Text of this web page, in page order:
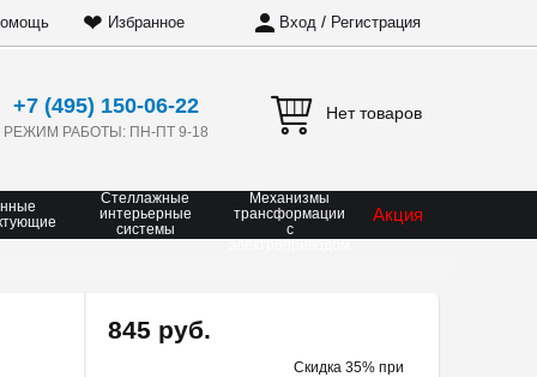
❤ Избранное Вход / Регистрация
+7 (495) 150-06-22
РЕЖИМ РАБОТЫ: ПН-ПТ 9-18
Нет товаров
Стеллажные
интерьерные
системы
Механизмы
трансформации
с
Акция
845 руб.
Скидка 35% при